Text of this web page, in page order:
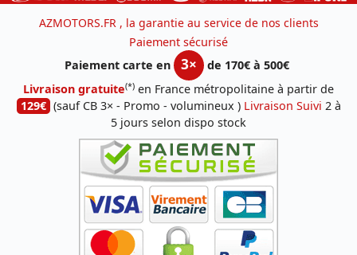
AZMOTORS.FR , la garantie au service de nos clients
Paiement sécurisé
Paiement carte en
3×
de 170€ à 500€
Livraison gratuite(*) en France métropolitaine à partir de
129€ (sauf CB 3× - Promo - volumineux ) Livraison Suivi 2 à
5 jours selon dispo stock